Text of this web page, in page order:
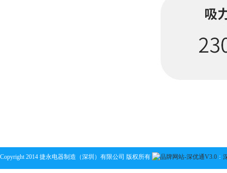
Copyright 2014 捷永电器制造（深圳）有限公司 版权所有 ：